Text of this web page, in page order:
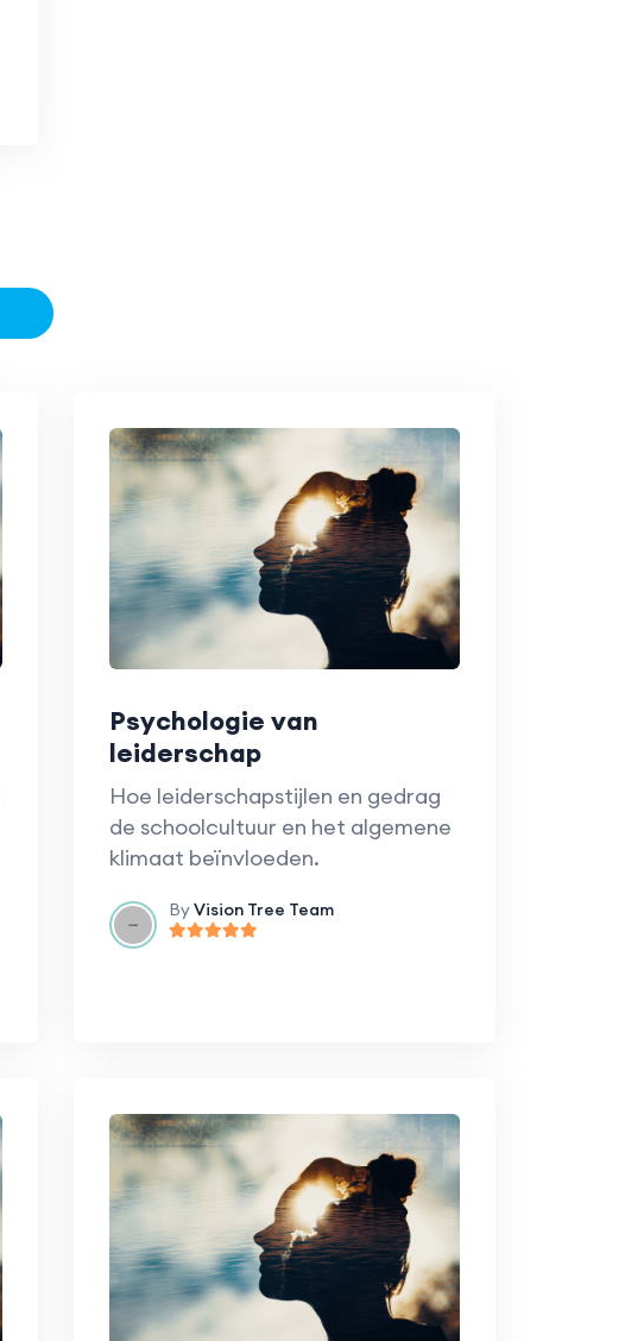
Psychologie van
leiderschap
Hoe leiderschapstijlen en gedrag
de schoolcultuur en het algemene
klimaat beïnvloeden.
ByVision Tree Team